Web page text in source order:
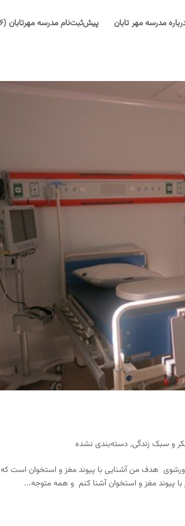
مدرسه مهر تابان پیش‌ثبت‌نام مدرسه مهرتابان (۱۴۰۶-۱۴۰۵)
و سبک زندگی, دسته‌بندی نشده
ورشوی هدف من آشنایی با پیوند مغز و استخوان است که
پیوند مغز و استخوان آشنا کنم و همه متوجه...